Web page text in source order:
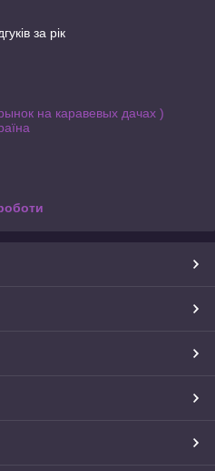
за рік
на каравевых дачах )